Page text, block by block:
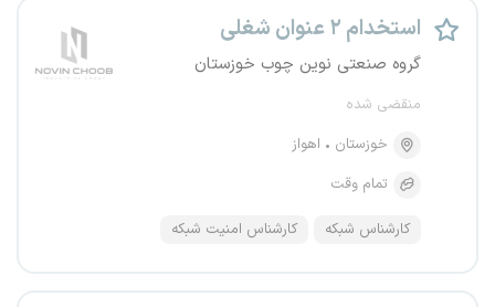
استخدام ۲ عنوان شغلی
گروه صنعتی نوین چوب خوزستان
منقضی شده
خوزستان
اهواز
تمام وقت
کارشناس شبکه کارشناس امنیت شبکه